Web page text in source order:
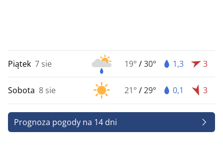
Piątek 7 sie 19° /30° 1,3 3
Sobota 8 sie 21° /29° 0,1 3
Prognoza pogody na 14 dni